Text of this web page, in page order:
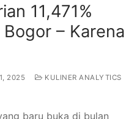
11,471%
– Karena
2025
KULINER ANALYTICS
baru buka di bulan